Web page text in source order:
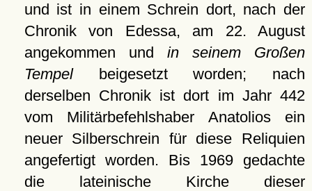
und ist in einem Schrein dort, nach der
Chronik von Edessa, am 22. August
angekommen und in seinem Großen
Tempelbeigesetzt worden; nach
derselben Chronik ist dort im Jahr 442
vom Militärbefehlshaber Anatolios ein
neuer Silberschrein für diese Reliquien
angefertigt worden. Bis 1969 gedachte
die lateinische Kirche dieser